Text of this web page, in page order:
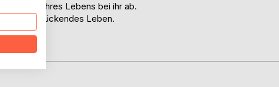
ein Film ihres Lebens bei ihr ab.
rückendes Leben.